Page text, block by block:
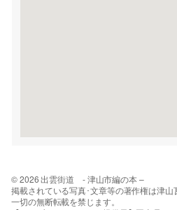
© 2026 出雲街道 - 津山市編の本 –
掲載されている写真･文章等の著作権は津山
一切の無断転載を禁じます。